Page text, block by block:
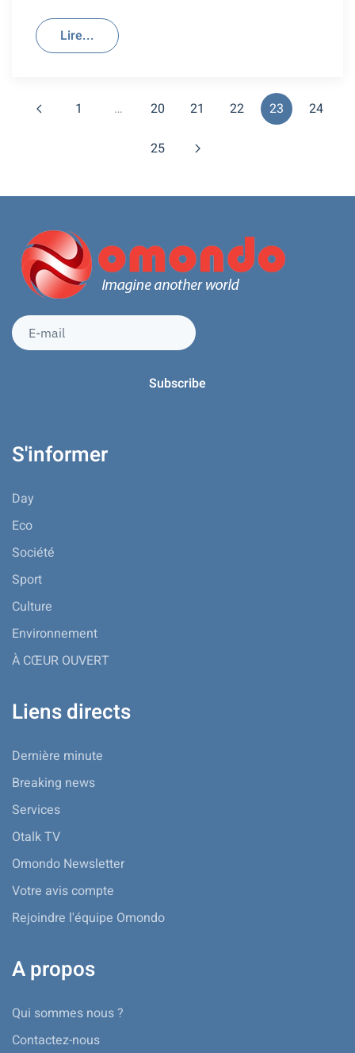
Lire...
1 … 20 21 22 23 24
25
S'informer
Day
Eco
Société
Sport
Culture
Environnement
À CŒUR OUVERT
Liens directs
Dernière minute
Breaking news
Services
Otalk TV
Omondo Newsletter
Votre avis compte
Rejoindre l'équipe Omondo
A propos
Qui sommes nous ?
Contactez-nous